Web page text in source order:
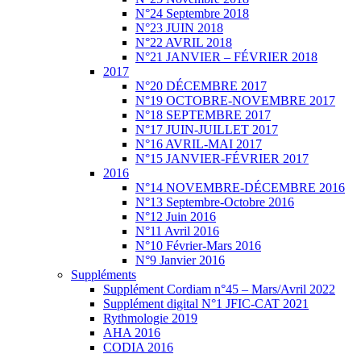
N°24 Septembre 2018
N°23 JUIN 2018
N°22 AVRIL 2018
N°21 JANVIER – FÉVRIER 2018
2017
N°20 DÉCEMBRE 2017
N°19 OCTOBRE-NOVEMBRE 2017
N°18 SEPTEMBRE 2017
N°17 JUIN-JUILLET 2017
N°16 AVRIL-MAI 2017
N°15 JANVIER-FÉVRIER 2017
2016
N°14 NOVEMBRE-DÉCEMBRE 2016
N°13 Septembre-Octobre 2016
N°12 Juin 2016
N°11 Avril 2016
N°10 Février-Mars 2016
N°9 Janvier 2016
Suppléments
Supplément Cordiam n°45 – Mars/Avril 2022
Supplément digital N°1 JFIC-CAT 2021
Rythmologie 2019
AHA 2016
CODIA 2016